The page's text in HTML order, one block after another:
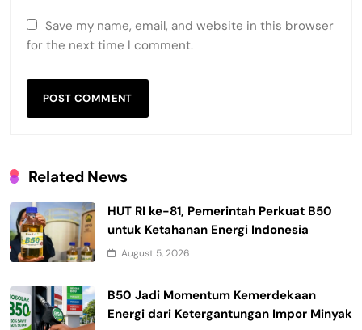
Save my name, email, and website in this browser
for the next time I comment.
Related News
HUT RI ke-81, Pemerintah Perkuat B50
untuk Ketahanan Energi Indonesia
August 5, 2026
B50 Jadi Momentum Kemerdekaan
Energi dari Ketergantungan Impor Minyak